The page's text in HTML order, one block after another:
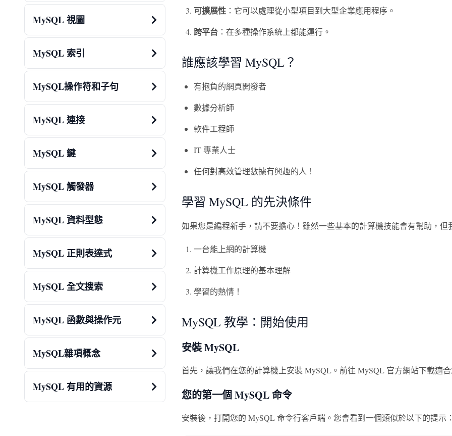
MySQL 視圖
MySQL 索引
MySQL操作符和子句
MySQL 連接
MySQL 鍵
MySQL 觸發器
MySQL 資料型態
MySQL 正則表達式
MySQL 全文搜索
MySQL 函數與操作元
MySQL雜項概念
MySQL 有用的資源
可擴展性 ：它可以處理從小型項目到大型企業應用程序。
跨平台 ：在多種操作系統上都能運行。
誰應該學習 MySQL？
有抱負的網頁開發者
數據分析師
軟件工程師
IT 專業人士
任何對高效管理數據有興趣的人！
學習 MySQL 的先決條件
如果您是編程新手，請不要擔心！雖然一些基本的計算機技能會有幫助，
一台能上網的計算機
計算機工作原理的基本理解
學習的熱情！
MySQL 教學：開始使用
安裝 MySQL
首先，讓我們在您的計算機上安裝 MySQL。前往 MySQL 官方網站下載適
您的第一個 MySQL 命令
安裝後，打開您的 MySQL 命令行客戶端。您會看到一個類似於以下的提示